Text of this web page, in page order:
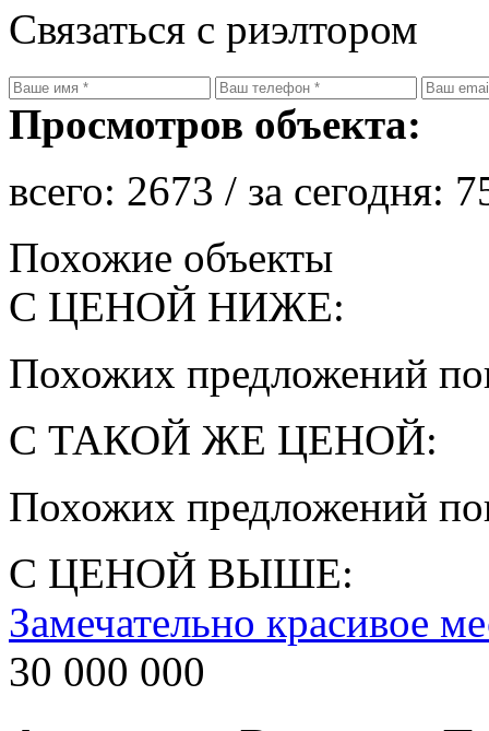
Связаться с риэлтором
Просмотров объекта:
всего: 2673 / за сегодня:
Похожие объекты
С ЦЕНОЙ НИЖЕ:
Похожих предложений
С ТАКОЙ ЖЕ ЦЕНОЙ:
Похожих предложений
С ЦЕНОЙ ВЫШЕ:
Замечательно красивое
30 000 000